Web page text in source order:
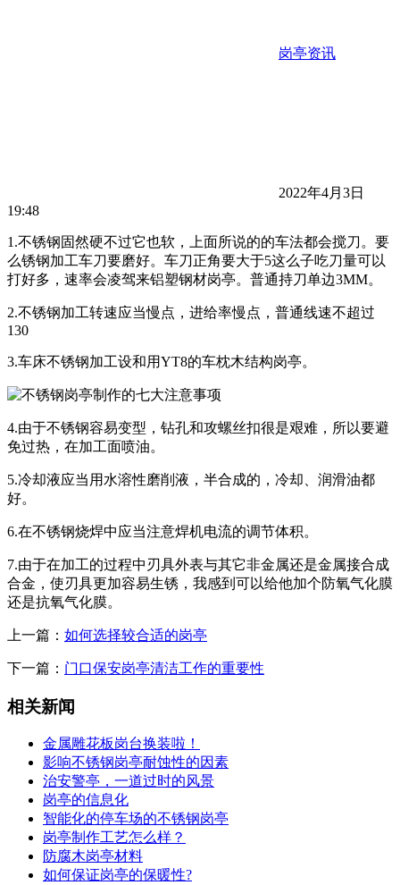
岗亭资讯
2022年4月3日
19:48
1.不锈钢固然硬不过它也软，上面所说的的车法都会搅刀。要
么锈钢加工车刀要磨好。车刀正角要大于5这么子吃刀量可以
打好多，速率会凌驾来铝塑钢材岗亭。普通持刀单边3MM。
2.不锈钢加工转速应当慢点，进给率慢点，普通线速不超过
130
3.车床不锈钢加工设和用YT8的车枕木结构岗亭。
4.由于不锈钢容易变型，钻孔和攻螺丝扣很是艰难，所以要避
免过热，在加工面喷油。
5.冷却液应当用水溶性磨削液，半合成的，冷却、润滑油都
好。
6.在不锈钢烧焊中应当注意焊机电流的调节体积。
7.由于在加工的过程中刃具外表与其它非金属还是金属接合成
合金，使刃具更加容易生锈，我感到可以给他加个防氧气化膜
还是抗氧气化膜。
上一篇： 如何选择较合适的岗亭
下一篇： 门口保安岗亭清洁工作的重要性
相关新闻
金属雕花板岗台换装啦！
影响不锈钢岗亭耐蚀性的因素
治安警亭，一道过时的风景
岗亭的信息化
智能化的停车场的不锈钢岗亭
岗亭制作工艺怎么样？
防腐木岗亭材料
如何保证岗亭的保暖性?